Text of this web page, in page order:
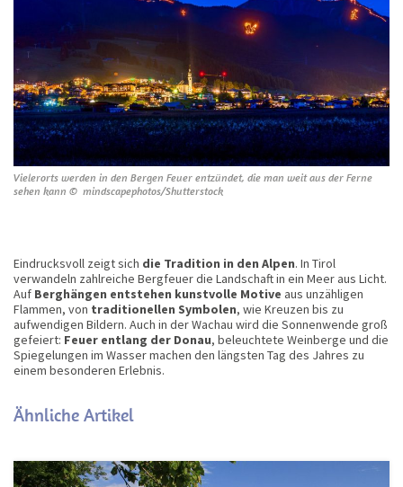
Vielerorts werden in den Bergen Feuer entzündet, die man weit aus der Ferne
sehen kann © mindscapephotos/Shutterstock
Eindrucksvoll zeigt sich die Tradition in den Alpen. In Tirol
verwandeln zahlreiche Bergfeuer die Landschaft in ein Meer aus Licht.
Auf Berghängen entstehen kunstvolle Motive aus unzähligen
Flammen, von traditionellen Symbolen, wie Kreuzen bis zu
aufwendigen Bildern. Auch in der Wachau wird die Sonnenwende groß
gefeiert: Feuer entlang der Donau, beleuchtete Weinberge und die
Spiegelungen im Wasser machen den längsten Tag des Jahres zu
einem besonderen Erlebnis.
Ähnliche Artikel